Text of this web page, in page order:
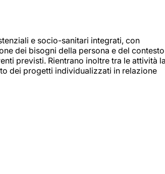
e socio-sanitari integrati, con
dei bisogni della persona e del contesto
previsti. Rientrano inoltre tra le attività
dei progetti individualizzati in relazione